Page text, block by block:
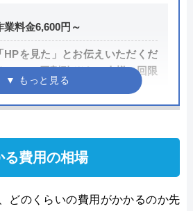
無料ですし、出張・キャンセル
ので、まずはサイトを覗いてみ
か？
ぐ電話で相談する
569-365
業料金6,600円～
「HPを見た」とお伝えいただくだ
けで1,000円割引 ※お一人様一回限
料見積り
る費用の相場
どのくらいの費用がかかるのか先